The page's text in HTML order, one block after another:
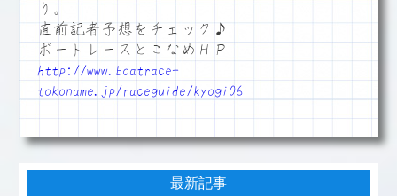
り。
直前記者予想をチェック♪
ボートレースとこなめＨＰ
http://www.boatrace-
tokoname.jp/raceguide/kyogi06
最新記事